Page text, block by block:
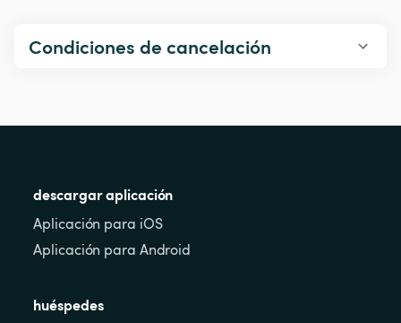
Condiciones de cancelación
descargar aplicación
Aplicación para iOS
Aplicación para Android
huéspedes